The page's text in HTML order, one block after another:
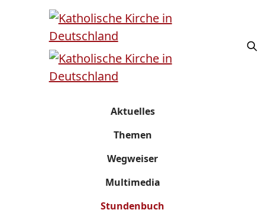
Aktuelles
Themen
Wegweiser
Multimedia
Stundenbuch